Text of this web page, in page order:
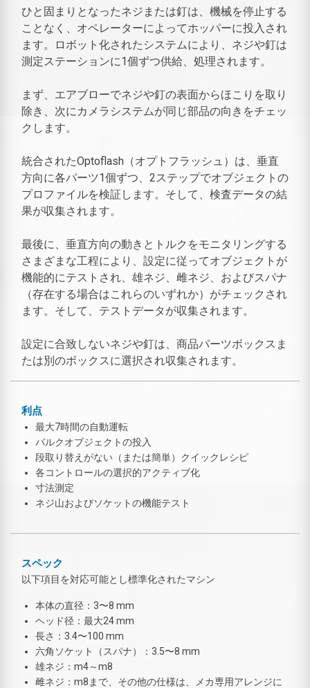
ひと固まりとなったネジまたは釘は、機械を停止する
ことなく、オペレーターによってホッパーに投入され
ます。ロボット化されたシステムにより、ネジや釘は
測定ステーションに1個ずつ供給、処理されます。
まず、エアブローでネジや釘の表面からほこりを取り
除き、次にカメラシステムが同じ部品の向きをチェッ
クします。
統合されたOptoflash（オプトフラッシュ）は、垂直
方向に各パーツ1個ずつ、2ステップでオブジェクトの
プロファイルを検証します。そして、検査データの結
果が収集されます。
最後に、垂直方向の動きとトルクをモニタリングする
さまざまな工程により、設定に従ってオブジェクトが
機能的にテストされ、雄ネジ、雌ネジ、およびスパナ
（存在する場合はこれらのいずれか）がチェックされ
ます。そして、テストデータが収集されます。
設定に合致しないネジや釘は、商品パーツボックスま
たは別のボックスに選択され収集されます。
利点
最大7時間の自動運転
バルクオブジェクトの投入
段取り替えがない（または簡単）クイックレシピ
各コントロールの選択的アクティブ化
寸法測定
ネジ山およびソケットの機能テスト
スペック
以下項目を対応可能とし標準化されたマシン
本体の直径：3〜8 mm
ヘッド径：最大24 mm
長さ：3.4〜100 mm
六角ソケット（スパナ）：3.5〜8 mm
雄ネジ：m4～m8
雌ネジ：m8まで、その他の仕様は、メカ専用アレンジに